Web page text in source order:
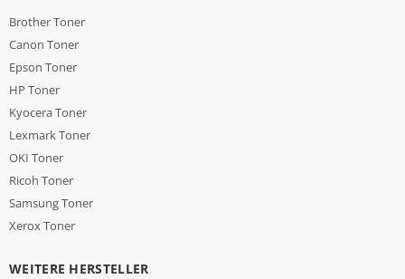
Brother Toner
Canon Toner
Epson Toner
HP Toner
Kyocera Toner
Lexmark Toner
OKI Toner
Ricoh Toner
Samsung Toner
Xerox Toner
WEITERE HERSTELLER